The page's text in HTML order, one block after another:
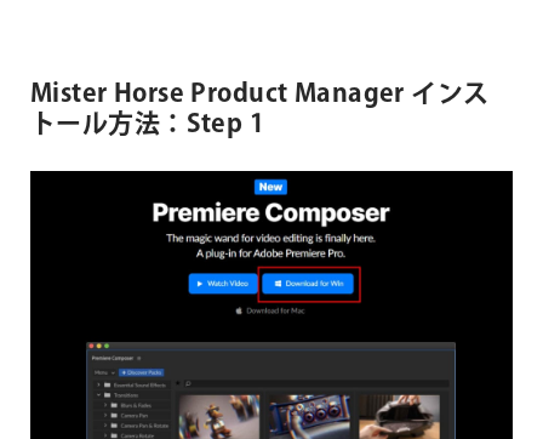
Mister Horse Product Manager インス
トール方法：Step 1